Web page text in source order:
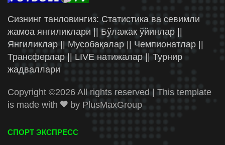
Сизнинг танловингиз: Статистика ва севимли
жамоа янгиликлари || Бўлажак ўйинлар ||
Янгиликлар || Мусобақалар || Чемпионатлар ||
Трансферлар || LIVE натижалар || Турнир
жадваллари
Copyright ©2026 All rights reserved | This template
is made with
by PlusMaxGroup
СПОРТ ЭКСПРЕСС